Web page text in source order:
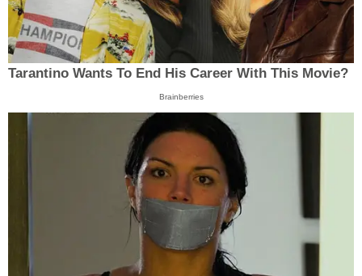
Tarantino Wants To End His Career With This Movie?
Brainberries